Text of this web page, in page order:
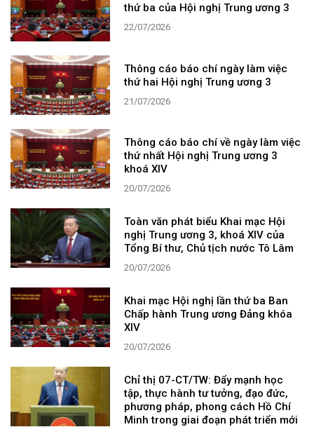
thứ ba của Hội nghị Trung ương 3
22/07/2026
Thông cáo báo chí ngày làm việc
thứ hai Hội nghị Trung ương 3
21/07/2026
Thông cáo báo chí về ngày làm việc
thứ nhất Hội nghị Trung ương 3
khoá XIV
20/07/2026
Toàn văn phát biểu Khai mạc Hội
nghị Trung ương 3, khoá XIV của
Tổng Bí thư, Chủ tịch nước Tô Lâm
20/07/2026
Khai mạc Hội nghị lần thứ ba Ban
Chấp hành Trung ương Đảng khóa
XIV
20/07/2026
Chỉ thị 07-CT/TW: Đẩy mạnh học
tập, thực hành tư tưởng, đạo đức,
phương pháp, phong cách Hồ Chí
Minh trong giai đoạn phát triển mới